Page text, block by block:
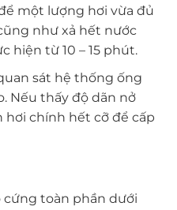
một lượng hơi vừa đủ
như xả hết nước
hiện từ 10 – 15 phút.
sát hệ thống ống
Nếu thấy độ dãn nở
chính hết cỡ để cấp
cứng toàn phần dưới